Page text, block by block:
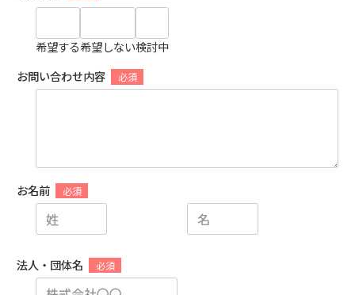
希望する希望しない検討中
お問い合わせ内容
お名前
法人・団体名